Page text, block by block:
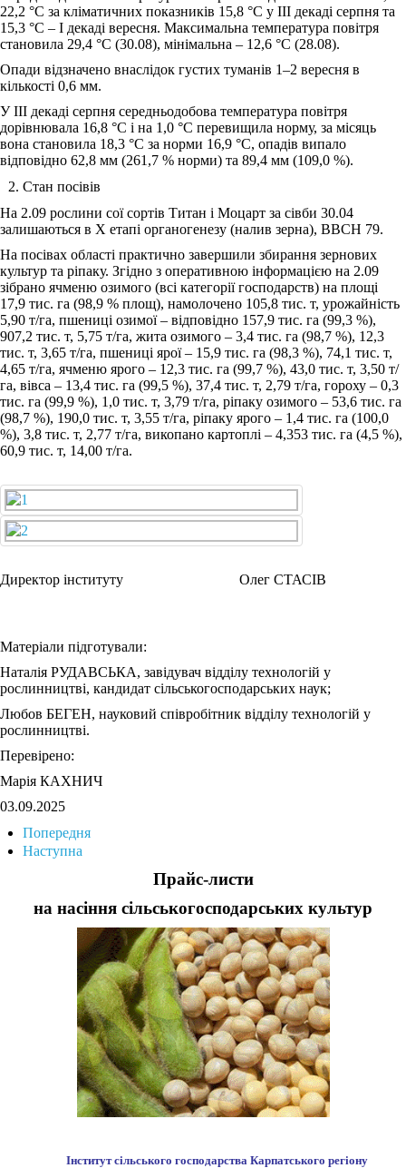
22,2 °С за кліматичних показників 15,8 °С у ІІІ декаді серпня та
15,3 °С ‒ І декаді вересня. Максимальна температура повітря
становила 29,4 °С (30.08), мінімальна ‒ 12,6 °С (28.08).
Опади відзначено внаслідок густих туманів 1‒2 вересня в
кількості 0,6 мм.
У ІІІ декаді серпня середньодобова температура повітря
дорівнювала 16,8 °С і на 1,0 °С перевищила норму, за місяць
вона становила 18,3 °С за норми 16,9 °С, опадів випало
відповідно 62,8 мм (261,7 % норми) та 89,4 мм (109,0 %).
Стан посівів
На 2.09 рослини сої сортів Титан і Моцарт за сівби 30.04
залишаються в Х етапі органогенезу (налив зерна), ВВСН 79.
На посівах області практично завершили збирання зернових
культур та ріпаку. Згідно з оперативною інформацією на 2.09
зібрано ячменю озимого (всі категорії господарств) на площі
17,9 тис. га (98,9 % площ), намолочено 105,8 тис. т, урожайність
5,90 т/га, пшениці озимої ‒ відповідно 157,9 тис. га (99,3 %),
907,2 тис. т, 5,75 т/га, жита озимого ‒ 3,4 тис. га (98,7 %), 12,3
тис. т, 3,65 т/га, пшениці ярої ‒ 15,9 тис. га (98,3 %), 74,1 тис. т,
4,65 т/га, ячменю ярого ‒ 12,3 тис. га (99,7 %), 43,0 тис. т, 3,50 т/
га, вівса ‒ 13,4 тис. га (99,5 %), 37,4 тис. т, 2,79 т/га, гороху ‒ 0,3
тис. га (99,9 %), 1,0 тис. т, 3,79 т/га, ріпаку озимого ‒ 53,6 тис. га
(98,7 %), 190,0 тис. т, 3,55 т/га, ріпаку ярого ‒ 1,4 тис. га (100,0
%), 3,8 тис. т, 2,77 т/га, викопано картоплі ‒ 4,353 тис. га (4,5 %),
60,9 тис. т, 14,00 т/га.
Директор інституту Олег СТАСІВ
Матеріали підготували:
Наталія РУДАВСЬКА, завідувач відділу технологій у
рослинництві, кандидат сільськогосподарських наук;
Любов БЕГЕН, науковий співробітник відділу технологій у
рослинництві.
Перевірено:
Марія КАХНИЧ
03.09.2025
Попередня
Наступна
Прайс-листи
на насіння сільськогосподарських культур
Інститут сільського господарства Карпатського регіону